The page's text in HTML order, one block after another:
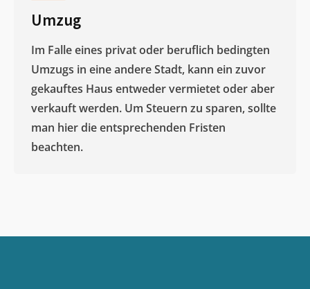
Umzug
Im Falle eines privat oder beruflich bedingten
Umzugs in eine andere Stadt, kann ein zuvor
gekauftes Haus entweder vermietet oder aber
verkauft werden. Um Steuern zu sparen, sollte
man hier die entsprechenden Fristen
beachten.